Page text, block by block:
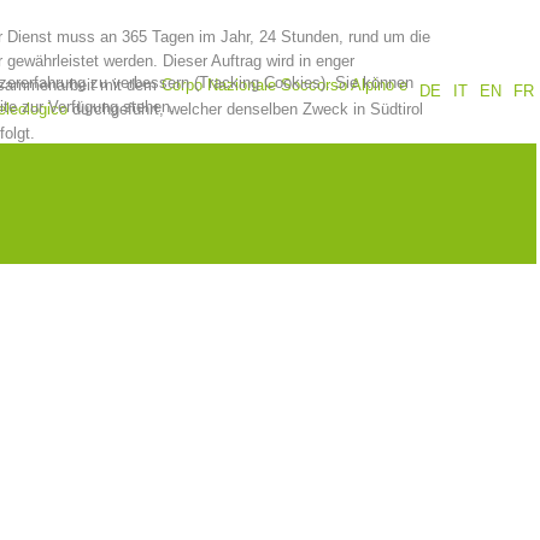
Jahresberichte
Ausbildung
Dienst muss an 365 Tagen im Jahr, 24 Stunden, rund um die
gewährleistet werden. Dieser Auftrag wird in enger
mit demCorpo Nazionale Soccorso Alpino e
durchgeführt, welcher denselben Zweck in Südtirol
DE
IT EN FR
zu verbessern (Tracking Cookies). Sie können
zur Verfügung stehen.